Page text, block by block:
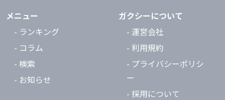
メニュー
- ランキング
- コラム
- 検索
- お知らせ
ガクシーについて
- 運営会社
- 利用規約
- プライバシーポリシ
ー
- 採用について